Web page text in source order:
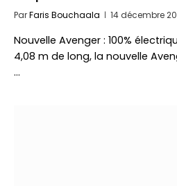
ParFaris Bouchaala 14 décembre
Nouvelle Avenger : 100%
4,08 m de long, la nouvelle
…